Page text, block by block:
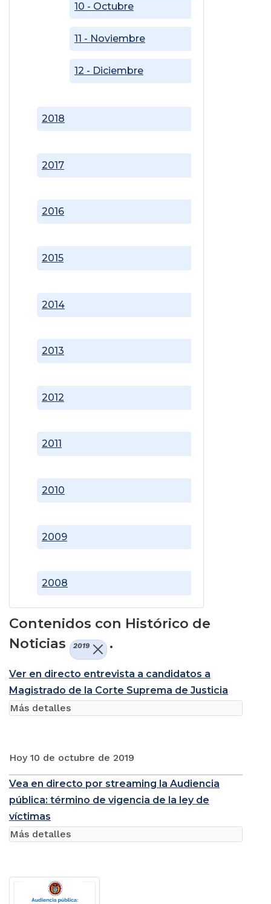
2008
2009
2010
2011
2012
2013
2014
2015
2016
2017
2018
10 - Octubre
11 - Noviembre
12 - Diciembre
Contenidos con Histórico de
Noticias
2019 .
Ver en directo entrevista a candidatos a
Magistrado de la Corte Suprema de Justicia
Hoy 10 de octubre de 2019
Más detalles
Vea en directo por streaming la Audiencia
pública: término de vigencia de la ley de
víctimas
Más detalles